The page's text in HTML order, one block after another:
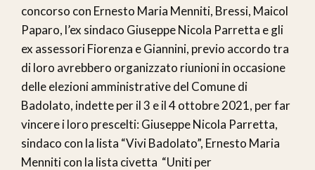
concorso con Ernesto Maria Menniti, Bressi, Maicol
Paparo, l’ex sindaco Giuseppe Nicola Parretta e gli
ex assessori Fiorenza e Giannini, previo accordo tra
di loro avrebbero organizzato riunioni in occasione
delle elezioni amministrative del Comune di
Badolato, indette per il 3 e il 4 ottobre 2021, per far
vincere i loro prescelti: Giuseppe Nicola Parretta,
sindaco con la lista “Vivi Badolato”, Ernesto Maria
Menniti con la lista civetta “Uniti per